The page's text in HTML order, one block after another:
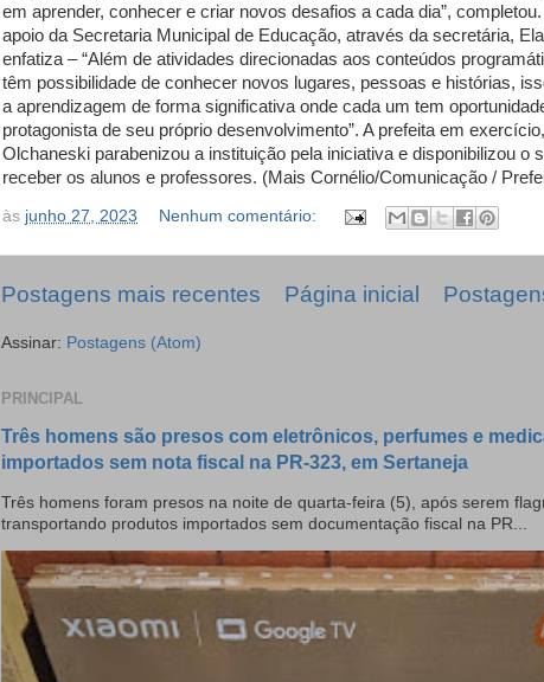
em aprender, conhecer e criar novos desafios a cada dia”,
apoio da Secretaria Municipal de Educação, através da secretária,
enfatiza – “Além de atividades direcionadas aos conteúdos
têm possibilidade de conhecer novos lugares, pessoas e histórias,
a aprendizagem de forma significativa onde cada um tem
protagonista de seu próprio desenvolvimento”. A prefeita em
Olchaneski parabenizou a instituição pela iniciativa e disponibilizou o
receber os alunos e professores. (Mais Cornélio/Comunicação /
às junho 27, 2023 Nenhum comentário:
Postagens mais recentes Página inicial
Assinar: Postagens (Atom)
PRINCIPAL
Três homens são presos com eletrônicos, perfumes e
importados sem nota fiscal na PR-323, em Sertaneja
Três homens foram presos na noite de quarta-feira (5), após serem
transportando produtos importados sem documentação fiscal na PR...